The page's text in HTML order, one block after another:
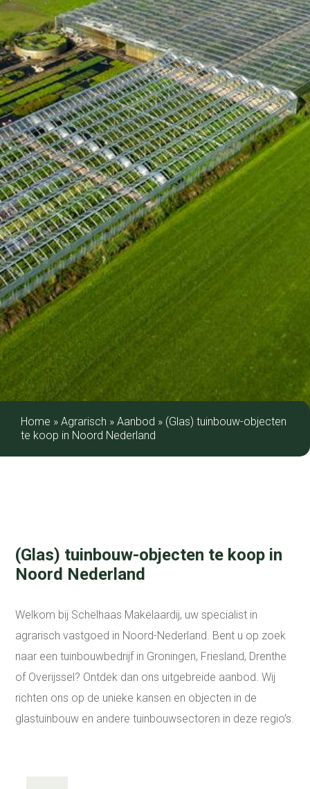
Home » Agrarisch » Aanbod » (Glas) tuinbouw-objecten
te koop in Noord Nederland
(Glas) tuinbouw-objecten te koop in
Noord Nederland
Welkom bij Schelhaas Makelaardij, uw specialist in
agrarisch vastgoed in Noord-Nederland. Bent u op zoek
naar een tuinbouwbedrijf in Groningen, Friesland, Drenthe
of Overijssel? Ontdek dan ons uitgebreide aanbod. Wij
richten ons op de unieke kansen en objecten in de
glastuinbouw en andere tuinbouwsectoren in deze regio’s.